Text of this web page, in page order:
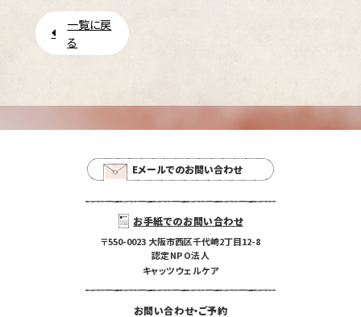
一覧に戻
る
Eメールでのお問い合わせ
お手紙でのお問い合わせ
〒550-0023 大阪市西区千代崎2丁目12-8
認定NPO法人
キャッツウェルケア
お問い合わせ・ご予約